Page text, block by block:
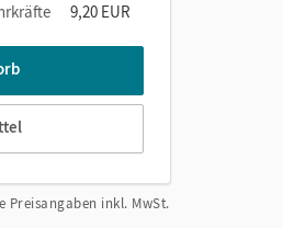
9,20 EUR
Preisangaben inkl. MwSt.